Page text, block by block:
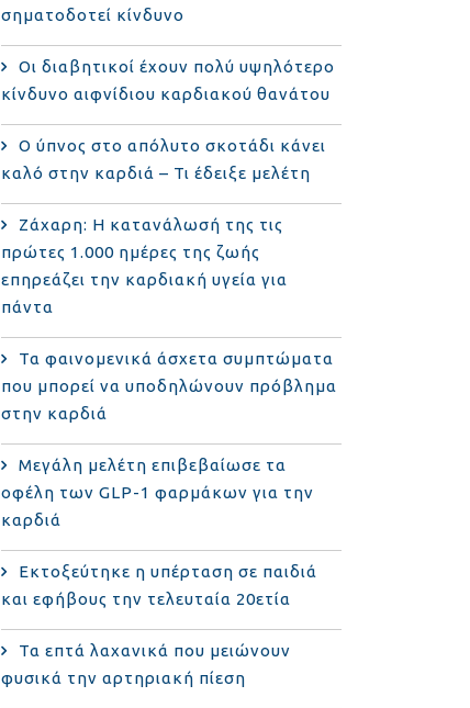
σηματοδοτεί κίνδυνο
Οι διαβητικοί έχουν πολύ υψηλότερο
κίνδυνο αιφνίδιου καρδιακού θανάτου
Ο ύπνος στο απόλυτο σκοτάδι κάνει
καλό στην καρδιά – Τι έδειξε μελέτη
Ζάχαρη: Η κατανάλωσή της τις
πρώτες 1.000 ημέρες της ζωής
επηρεάζει την καρδιακή υγεία για
πάντα
Τα φαινομενικά άσχετα συμπτώματα
που μπορεί να υποδηλώνουν πρόβλημα
στην καρδιά
Μεγάλη μελέτη επιβεβαίωσε τα
οφέλη των GLP-1 φαρμάκων για την
καρδιά
Εκτοξεύτηκε η υπέρταση σε παιδιά
και εφήβους την τελευταία 20ετία
Τα επτά λαχανικά που μειώνουν
φυσικά την αρτηριακή πίεση